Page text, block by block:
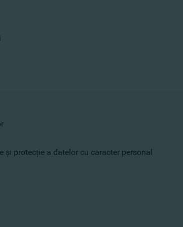
și protecție a datelor cu caracter personal